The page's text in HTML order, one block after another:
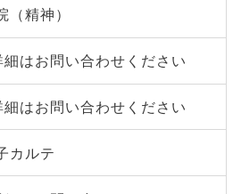
（精神）
細はお問い合わせください
細はお問い合わせください
カルテ